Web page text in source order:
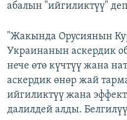
абалын "ийгиликтүү"
"Жакында Орусиянын
Украинанын аскердик
нече өтө күчтүү жана
аскердик өнөр жай
ийгиликтүү жана
далилдей алды.